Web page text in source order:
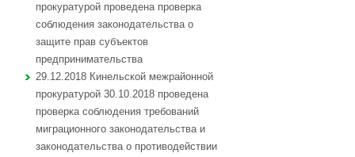
прокуратурой проведена проверка
соблюдения законодательства о
защите прав субъектов
предпринимательства
29.12.2018 Кинельской межрайонной
прокуратурой 30.10.2018 проведена
проверка соблюдения требований
миграционного законодательства и
законодательства о противодействии